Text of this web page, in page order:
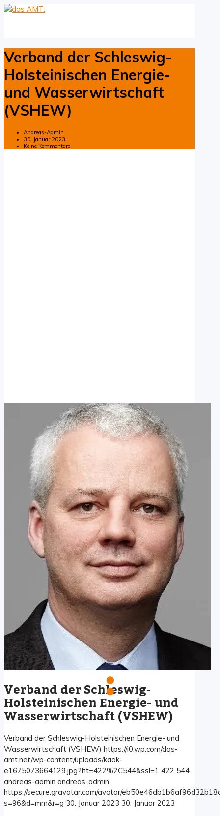
Verband der Schleswig-
Holsteinischen Energie-
und Wasserwirtschaft
(VSHEW)
Andreas-Admin
30. Januar 2023
Keine Kommentare
Verband der Schleswig-
Holsteinischen Energie- und
Wasserwirtschaft (VSHEW)
Verband der Schleswig-Holsteinischen Energie- und
Wasserwirtschaft (VSHEW) https://i0.wp.com/das-
amt.net/wp-content/uploads/kaak-
e1675073664129.jpg?fit=422%2C544&ssl=1 422 544
andreas-admin andreas-admin
https://secure.gravatar.com/avatar/
s=96&d=mm&r=g 30. Januar 2023 30. Januar 2023